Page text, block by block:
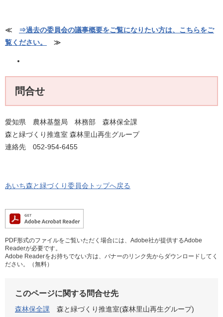
≪
⇒過去の委員会の議事概要をご覧になりたい方は、こちらをご
覧ください。
≫
問合せ
愛知県 農林基盤局 林務部 森林保全課
森と緑づくり推進室 森林里山再生グループ
連絡先 052-954-6455
あいち森と緑づくり委員会トップへ戻る
PDF形式のファイルをご覧いただく場合には、Adobe社が提供するAdobe
Readerが必要です。
Adobe Readerをお持ちでない方は、バナーのリンク先からダウンロードしてく
ださい。（無料）
このページに関する問合せ先
森林保全課
森と緑づくり推進室(森林里山再生グループ)